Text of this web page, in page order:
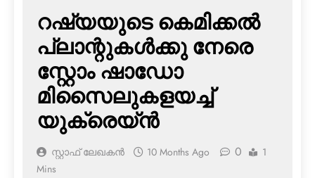
റഷ്യയുടെ കെമിക്കല്‍
പ്ലാന്റുകള്‍ക്കു നേരെ
സ്റ്റോം ഷാഡോ
മിസൈലുകളയച്ച്
യുക്രെയ്ന്‍
സ്റ്റാഫ് ലേഖകൻ 10 Months Ago 0
1
Mins